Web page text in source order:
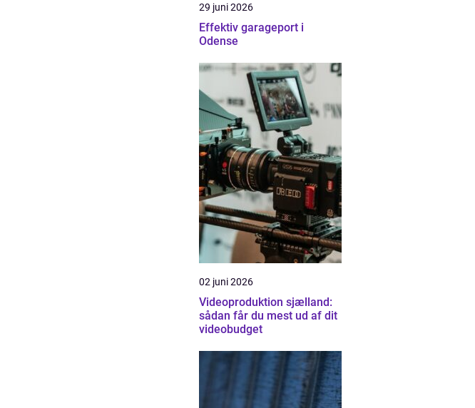
29 juni 2026
Effektiv garageport i
Odense
02 juni 2026
Videoproduktion sjælland:
sådan får du mest ud af dit
videobudget